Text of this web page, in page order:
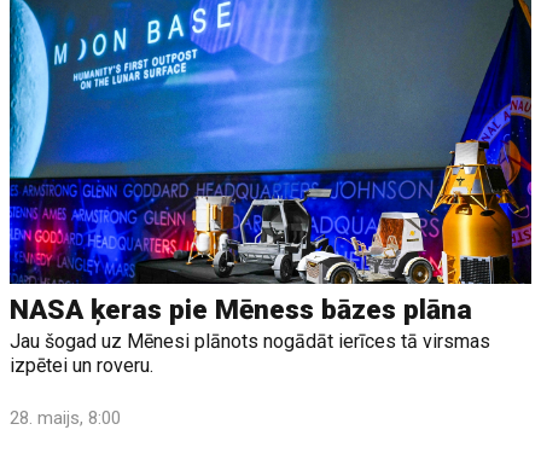
NASA ķeras pie Mēness bāzes plāna
Jau šogad uz Mēnesi plānots nogādāt ierīces tā virsmas
izpētei un roveru.
28. maijs, 8:00